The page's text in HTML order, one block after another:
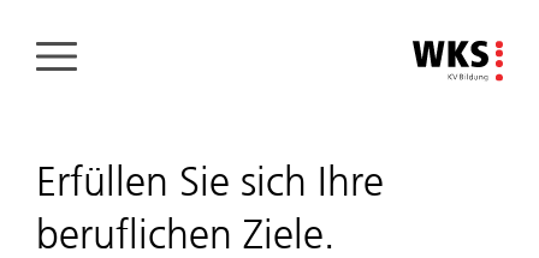
Erfüllen Sie sich Ihre
beruflichen Ziele.